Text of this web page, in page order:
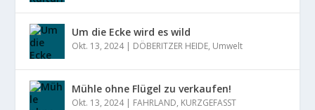
Um die Ecke wird es wild
Okt. 13, 2024| DÖBERITZER HEIDE, Umwelt
Mühle ohne Flügel zu verkaufen!
Okt. 13, 2024| FAHRLAND, KURZGEFASST